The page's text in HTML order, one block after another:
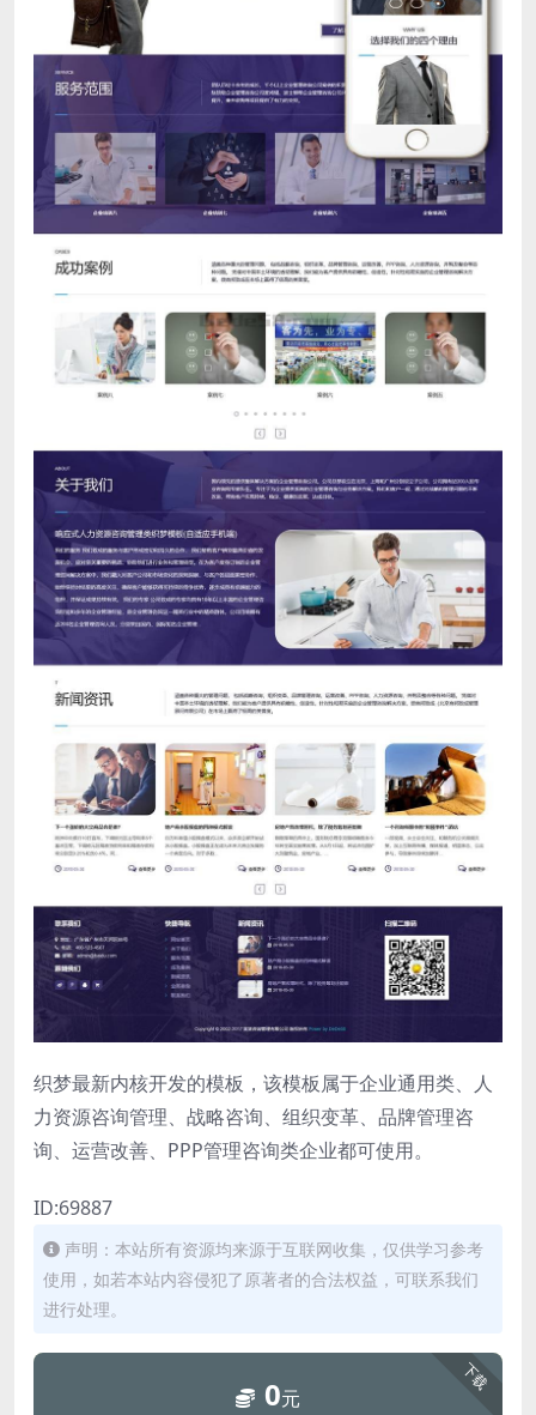
织梦最新内核开发的模板，该模板属于企业通用类、人
力资源咨询管理、战略咨询、组织变革、品牌管理咨
询、运营改善、PPP管理咨询类企业都可使用。
ID:69887
声明：本站所有资源均来源于互联网收集，仅供学习参考
使用，如若本站内容侵犯了原著者的合法权益，可联系我们
进行处理。
下载
0元